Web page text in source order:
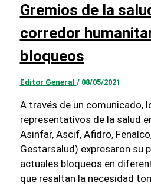
Gremios de la
corredor
bloqueos
Editor General / 08/05/2021
A través de un comunicado,
representativos de la salud
Asinfar, Ascif, Afidro,
Gestarsalud) expresaron su
actuales bloqueos en
que resaltan la necesidad